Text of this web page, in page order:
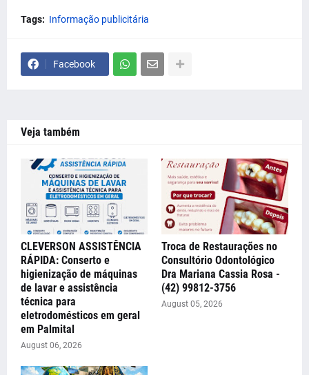
Tags: Informação publicitária
Facebook
Veja também
CLEVERSON ASSISTÊNCIA
RÁPIDA: Conserto e
higienização de máquinas
de lavar e assistência
técnica para
eletrodomésticos em geral
em Palmital
August 06, 2026
Troca de Restaurações no
Consultório Odontológico
Dra Mariana Cassia Rosa -
(42) 99812-3756
August 05, 2026